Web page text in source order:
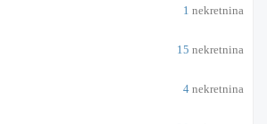
1 nekretnina
15 nekretnina
4 nekretnina